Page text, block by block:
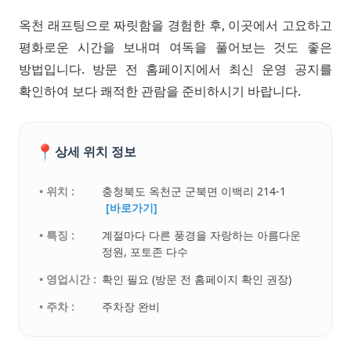
옥천 래프팅으로 짜릿함을 경험한 후, 이곳에서 고요하고
평화로운 시간을 보내며 여독을 풀어보는 것도 좋은
방법입니다. 방문 전 홈페이지에서 최신 운영 공지를
확인하여 보다 쾌적한 관람을 준비하시기 바랍니다.
📍 상세 위치 정보
• 위치 :
충청북도 옥천군 군북면 이백리 214-1
[바로가기]
• 특징 :
계절마다 다른 풍경을 자랑하는 아름다운
정원, 포토존 다수
• 영업시간 : 확인 필요 (방문 전 홈페이지 확인 권장)
• 주차 :
주차장 완비